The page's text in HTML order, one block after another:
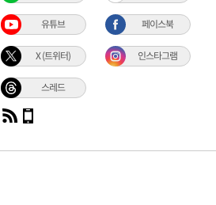
유튜브 페이스북
X (트위터) 인스타그램
스레드